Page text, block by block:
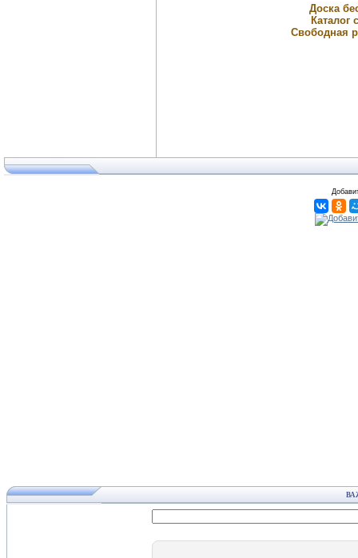
Доска
Каталог
Свободная